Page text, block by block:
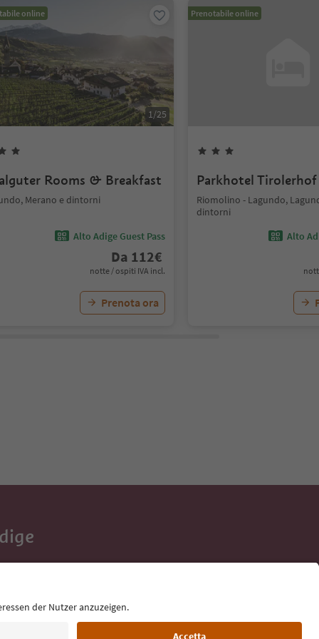
online
1/25
Rooms & Breakfast
Merano e dintorni
Alto Adige Guest Pass
Da 112€
notte / ospiti IVA incl.
Prenota ora
Prenotabile online
Parkhotel Tirolerhof
Riomolino - Lagundo,
dintorni
Alto
vacanze,